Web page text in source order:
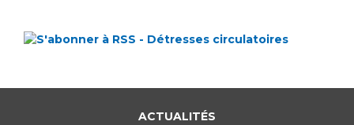
ACTUALITÉS